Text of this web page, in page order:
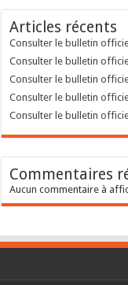
Articles récents
Consulter le bulletin
Consulter le bulletin
Consulter le bulletin
Consulter le bulletin
Consulter le bulletin
Commentaires
Aucun commentaire à